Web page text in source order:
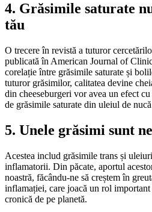
4. Grăsimile saturate
tău
O trecere în revistă a tuturor
publicată în American Journal of
corelație între grăsimile saturate și
tuturor grăsimilor, calitatea devine
din cheeseburgeri vor avea un efect
de grăsimile saturate din uleiul de
5. Unele grăsimi sunt
Acestea includ grăsimile trans și
inflamatorii. Din păcate, aportul
noastră, făcându-ne să creștem în
inflamației, care joacă un rol
cronică de pe planetă.